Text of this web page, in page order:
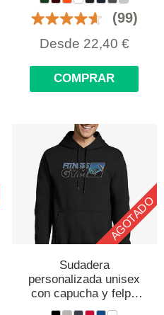
(99)
Desde 22,40 €
COMPRAR
AGOTADO
Sudadera
personalizada unisex
con capucha y felpa
perchada